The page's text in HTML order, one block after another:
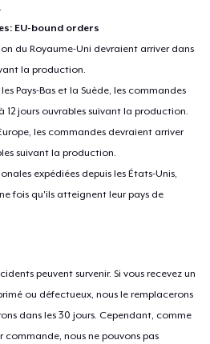
EU-bound orders
du Royaume-Uni devraient arriver dans
la production.
Pays-Bas et la Suède, les commandes
12 jours ouvrables suivant la production.
les commandes devraient arriver
suivant la production.
expédiées depuis les États-Unis,
fois qu'ils atteignent leur pays de
peuvent survenir. Si vous recevez un
ou défectueux, nous le remplacerons
dans les 30 jours. Cependant, comme
commande, nous ne pouvons pas